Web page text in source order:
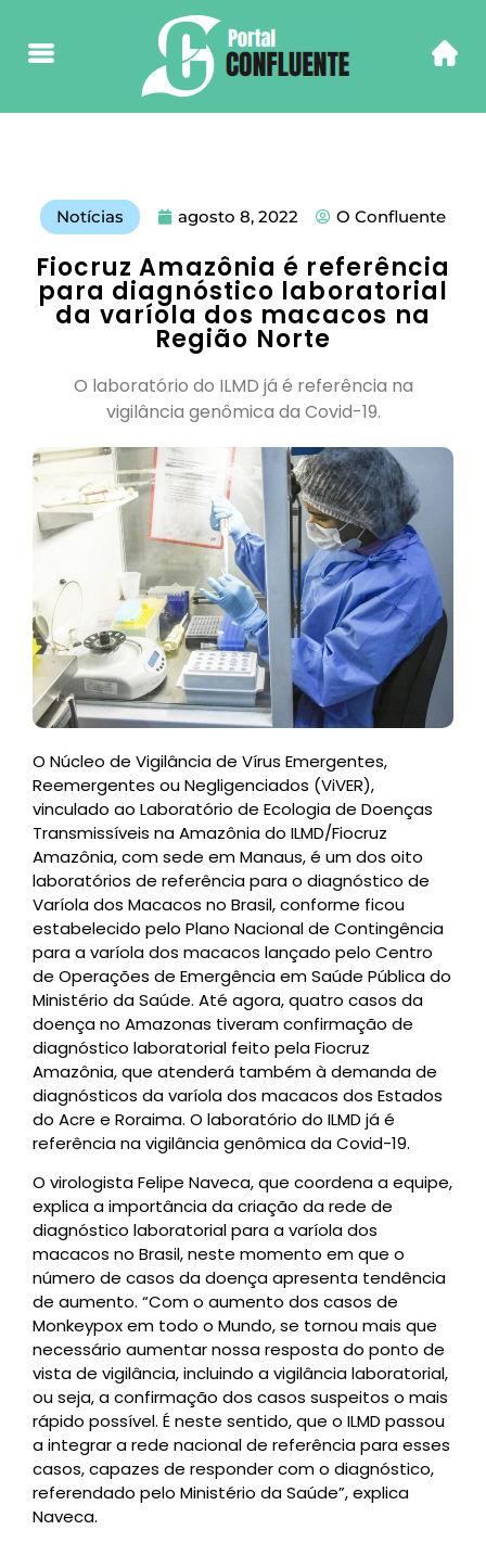
Notícias agosto 8, 2022 O Confluente
Fiocruz Amazônia é referência
para diagnóstico laboratorial
da varíola dos macacos na
Região Norte
O laboratório do ILMD já é referência na
vigilância genômica da Covid-19.
O Núcleo de Vigilância de Vírus Emergentes,
Reemergentes ou Negligenciados (ViVER),
vinculado ao Laboratório de Ecologia de Doenças
Transmissíveis na Amazônia do ILMD/Fiocruz
Amazônia, com sede em Manaus, é um dos oito
laboratórios de referência para o diagnóstico de
Varíola dos Macacos no Brasil, conforme ficou
estabelecido pelo Plano Nacional de Contingência
para a varíola dos macacos lançado pelo Centro
de Operações de Emergência em Saúde Pública do
Ministério da Saúde. Até agora, quatro casos da
doença no Amazonas tiveram confirmação de
diagnóstico laboratorial feito pela Fiocruz
Amazônia, que atenderá também à demanda de
diagnósticos da varíola dos macacos dos Estados
do Acre e Roraima. O laboratório do ILMD já é
referência na vigilância genômica da Covid-19.
O virologista Felipe Naveca, que coordena a equipe,
explica a importância da criação da rede de
diagnóstico laboratorial para a varíola dos
macacos no Brasil, neste momento em que o
número de casos da doença apresenta tendência
de aumento. “Com o aumento dos casos de
Monkeypox em todo o Mundo, se tornou mais que
necessário aumentar nossa resposta do ponto de
vista de vigilância, incluindo a vigilância laboratorial,
ou seja, a confirmação dos casos suspeitos o mais
rápido possível. É neste sentido, que o ILMD passou
a integrar a rede nacional de referência para esses
casos, capazes de responder com o diagnóstico,
referendado pelo Ministério da Saúde”, explica
Naveca.